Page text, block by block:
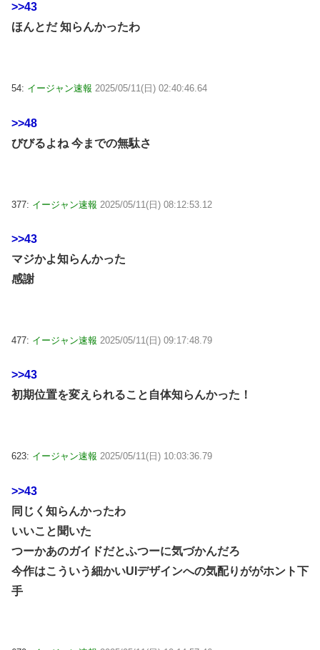
>>43
ほんとだ 知らんかったわ
54: イージャン速報 2025/05/11(日) 02:40:46.64
>>48
びびるよね 今までの無駄さ
377: イージャン速報 2025/05/11(日) 08:12:53.12
>>43
マジかよ知らんかった
感謝
477: イージャン速報 2025/05/11(日) 09:17:48.79
>>43
初期位置を変えられること自体知らんかった！
623: イージャン速報 2025/05/11(日) 10:03:36.79
>>43
同じく知らんかったわ
いいこと聞いた
つーかあのガイドだとふつーに気づかんだろ
今作はこういう細かいUIデザインへの気配りががホント下
手